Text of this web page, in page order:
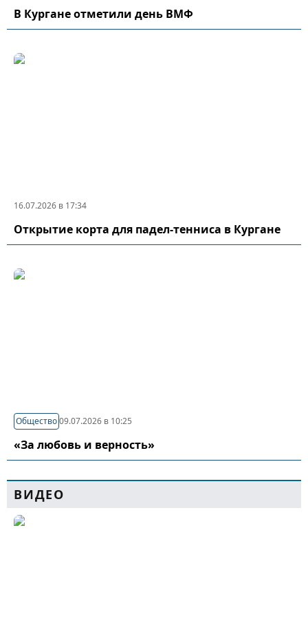
В Кургане отметили день ВМФ
16.07.2026 в 17:34
Открытие корта для падел-тенниса в Кургане
Общество09.07.2026 в 10:25
«За любовь и верность»
ВИДЕО